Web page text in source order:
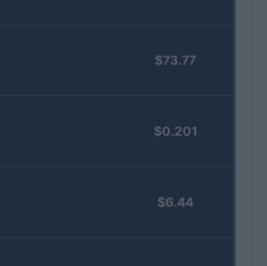
$73.77
$0.201
$6.44